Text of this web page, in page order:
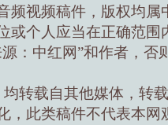
频视频稿件，版权均属
或个人应当在正确范围
：中红网”和作者，否
转载自其他媒体，转
，此类稿件不代表本网